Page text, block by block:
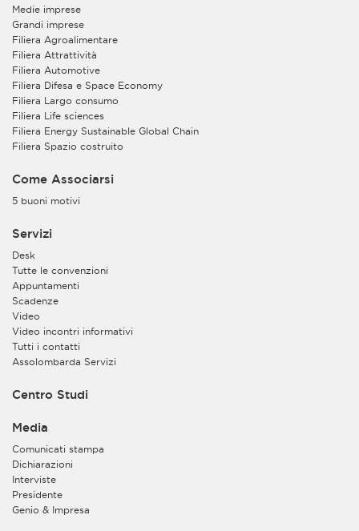
Medie imprese
Grandi imprese
Filiera Agroalimentare
Filiera Attrattività
Filiera Automotive
Filiera Difesa e Space Economy
Filiera Largo consumo
Filiera Life sciences
Filiera Energy Sustainable Global Chain
Filiera Spazio costruito
Come Associarsi
5 buoni motivi
Servizi
Desk
Tutte le convenzioni
Appuntamenti
Scadenze
Video
Video incontri informativi
Tutti i contatti
Assolombarda Servizi
Centro Studi
Media
Comunicati stampa
Dichiarazioni
Interviste
Presidente
Genio & Impresa